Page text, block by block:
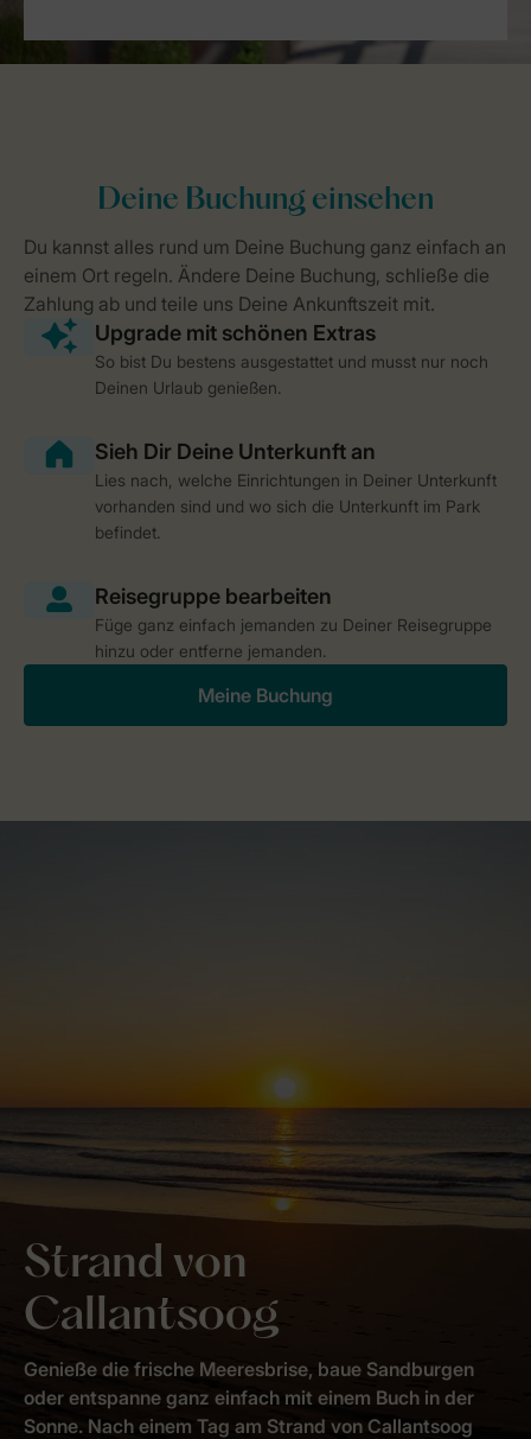
So bist Du bestens ausgestattet und musst nur noch
Deinen Urlaub genießen.
Lies nach, welche Einrichtungen in Deiner Unterkunft
vorhanden sind und wo sich die Unterkunft im Park
befindet.
Füge ganz einfach jemanden zu Deiner Reisegruppe
hinzu oder entferne jemanden.
Meine Buchung
Strand von
Callantsoog
Genieße die frische Meeresbrise, baue Sandburgen
oder entspanne ganz einfach mit einem Buch in der
Sonne. Nach einem Tag am Strand von Callantsoog